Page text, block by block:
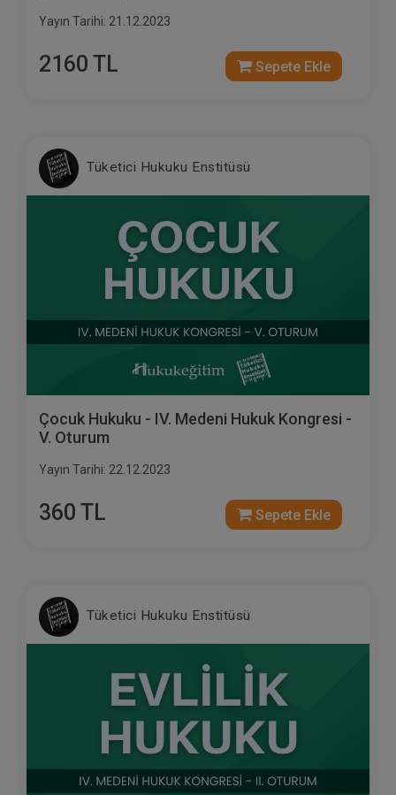
Yayın Tarihi: 21.12.2023
2160 TL Sepete Ekle
Tüketici Hukuku Enstitüsü
Çocuk Hukuku - IV. Medeni Hukuk Kongresi -
V. Oturum
Yayın Tarihi: 22.12.2023
360 TL Sepete Ekle
Tüketici Hukuku Enstitüsü